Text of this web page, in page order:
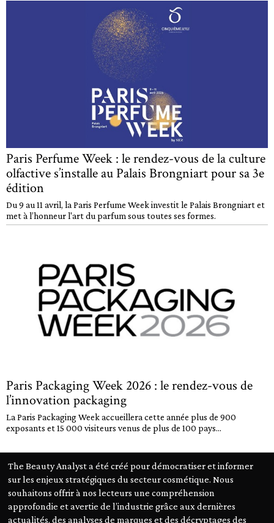
Paris Perfume Week : le rendez-vous de la culture
olfactive s’installe au Palais Brongniart pour sa 3e
édition
Du 9 au 11 avril, la Paris Perfume Week investit le Palais Brongniart et
met à l’honneur l'art du parfum sous toutes ses formes.
Paris Packaging Week 2026 : le rendez-vous de
l’innovation packaging
La Paris Packaging Week accueillera cette année plus de 900
exposants et 15 000 visiteurs venus de plus de 100 pays...
The Beauty Analyst a été créé pour démocratiser et informer
sur les enjeux stratégiques du secteur cosmétique. Nous
souhaitons offrir à nos lecteurs une compréhension
approfondie et avertie de l’industrie grâce aux dernières
actualités, des analyses de marques et des décryptages des